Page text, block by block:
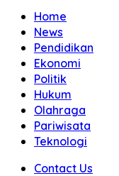
Home
News
Pendidikan
Ekonomi
Politik
Hukum
Olahraga
Pariwisata
Teknologi
Contact Us